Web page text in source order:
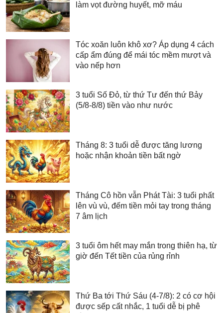
làm vọt đường huyết, mỡ máu
Tóc xoăn luôn khô xơ? Áp dụng 4 cách
cấp ẩm đúng để mái tóc mềm mượt và
vào nếp hơn
3 tuổi Số Đỏ, từ thứ Tư đến thứ Bảy
(5/8-8/8) tiền vào như nước
Tháng 8: 3 tuổi dễ được tăng lương
hoặc nhận khoản tiền bất ngờ
Tháng Cô hồn vẫn Phát Tài: 3 tuổi phất
lên vù vù, đếm tiền mỏi tay trong tháng
7 âm lịch
3 tuổi ôm hết may mắn trong thiên hạ, từ
giờ đến Tết tiền của rủng rỉnh
Thứ Ba tới Thứ Sáu (4-7/8): 2 có cơ hội
được sếp cất nhắc, 1 tuổi dễ bị phê